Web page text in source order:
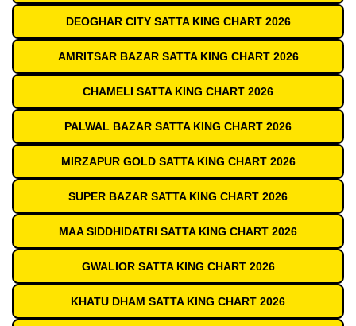
DEOGHAR CITY SATTA KING CHART 2026
AMRITSAR BAZAR SATTA KING CHART 2026
CHAMELI SATTA KING CHART 2026
PALWAL BAZAR SATTA KING CHART 2026
MIRZAPUR GOLD SATTA KING CHART 2026
SUPER BAZAR SATTA KING CHART 2026
MAA SIDDHIDATRI SATTA KING CHART 2026
GWALIOR SATTA KING CHART 2026
KHATU DHAM SATTA KING CHART 2026